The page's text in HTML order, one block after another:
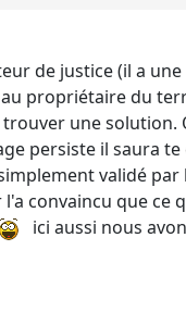
de justice (il a
propriétaire du
une
persiste il saura
validé par
convaincu que ce
ici aussi nous